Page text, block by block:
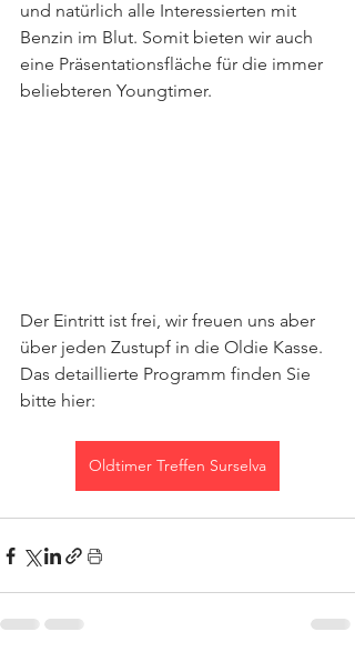
und natürlich alle Interessierten mit
Benzin im Blut. Somit bieten wir auch
eine Präsentationsfläche für die immer
beliebteren Youngtimer.
Der Eintritt ist frei, wir freuen uns aber
über jeden Zustupf in die Oldie Kasse.
Das detaillierte Programm finden Sie
bitte hier:
Oldtimer Treffen Surselva